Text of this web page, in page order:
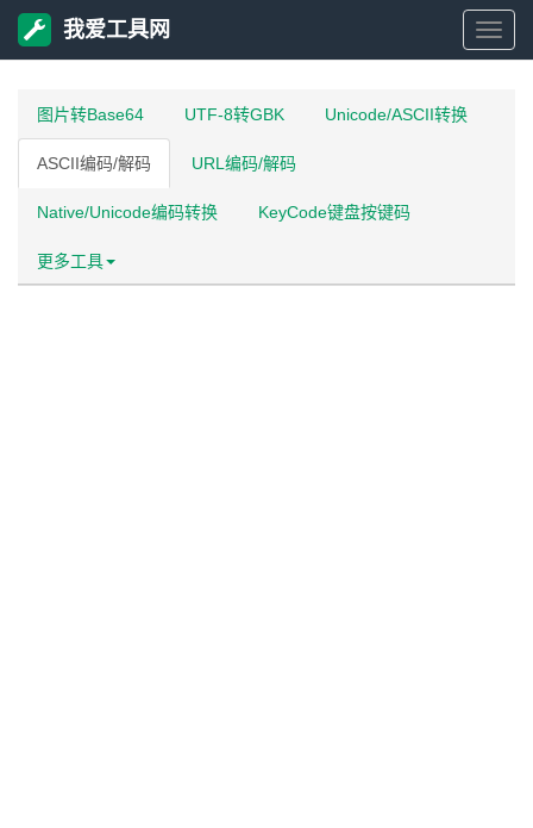
我
网
我爱工具网
图片转Base64 UTF-8转GBK Unicode/ASCII转换
ASCII编码/解码 URL编码/解码
Native/Unicode编码转换 KeyCode键盘按键码
更多工具